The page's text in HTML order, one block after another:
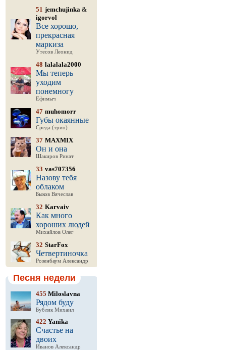
51 jemchujinka &
igorvol
Все хорошо,
прекрасная
маркиза
Утесов Леонид
48 lalalala2000
Мы теперь
уходим
понемногу
Ефимыч
47 muhomorr
Губы окаянные
Среда (трио)
37 MAXMIX
Он и она
Шакиров Ринат
33 vas707356
Назову тебя
облаком
Быков Вячеслав
32 Karvaiv
Как много
хороших людей
Михайлов Олег
32 StarFox
Четвертиночка
Розенбаум Александр
Песня недели
455 Miloslavna
Рядом буду
Бублик Михаил
422 Yanika
Счастье на
двоих
Иванов Александр